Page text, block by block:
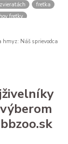
fretka
fretky
zvieratá
psa
hmyz: Náš sprievodca